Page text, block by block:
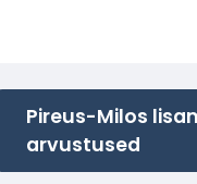
Pireus-Milos
arvustused